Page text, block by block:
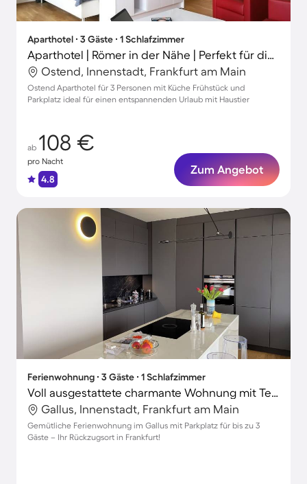
Aparthotel ∙ 3 Gäste ∙ 1 Schlafzimmer
Aparthotel | Römer in der Nähe | Perfekt für die Arbeit von Zuhause | Haustierfreundlich
Ostend, Innenstadt, Frankfurt am Main
Ostend Aparthotel für 3 Personen mit Küche Frühstück und
Parkplatz ideal für einen entspannenden Urlaub mit Haustier
ab 108 €
pro Nacht
4.8
Zum Angebot
Ferienwohnung ∙ 3 Gäste ∙ 1 Schlafzimmer
Voll ausgestattete charmante Wohnung mit Terrasse
Gallus, Innenstadt, Frankfurt am Main
Gemütliche Ferienwohnung im Gallus mit Parkplatz für bis zu 3
Gäste – Ihr Rückzugsort in Frankfurt!